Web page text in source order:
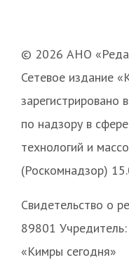
© 2026 АНО
Сетевое издание
зарегистрировано
по надзору в
технологий и
(Роскомнадзор)
Свидетельство о
89801
«Кимры сегодня»